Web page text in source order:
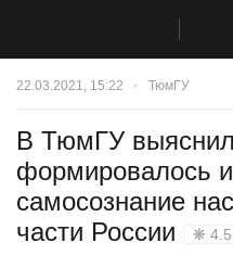
22.03.2021, 15:22 ТюмГУ
В ТюмГУ
формировалось
самосознание
части России
❋ 4.5